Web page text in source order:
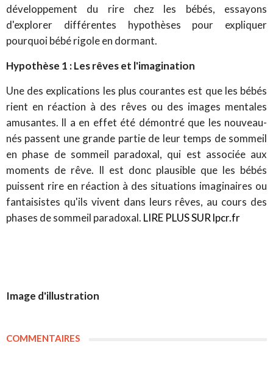
développement du rire chez les bébés, essayons
d'explorer différentes hypothèses pour expliquer
pourquoi bébé rigole en dormant.
Hypothèse 1 : Les rêves et l'imagination
Une des explications les plus courantes est que les bébés
rient en réaction à des rêves ou des images mentales
amusantes. ll a en effet été démontré que les nouveau-
nés passent une grande partie de leur temps de sommeil
en phase de sommeil paradoxal, qui est associée aux
moments de rêve. Il est donc plausible que les bébés
puissent rire en réaction à des situations imaginaires ou
fantaisistes qu'ils vivent dans leurs rêves, au cours des
phases de sommeil paradoxal. LIRE PLUS SUR lpcr.fr
Image d'illustration
COMMENTAIRES